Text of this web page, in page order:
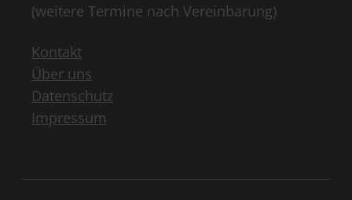
(weitere Termine nach Vereinbarung)
Kontakt
Über uns
Datenschutz
Impressum